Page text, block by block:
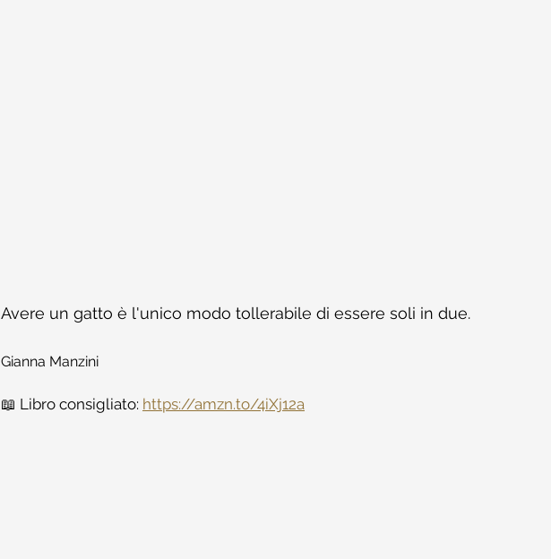
Avere un gatto è l'unico modo tollerabile di essere soli in due.
Gianna Manzini
📖 Libro consigliato: https://amzn.to/4iXj12a